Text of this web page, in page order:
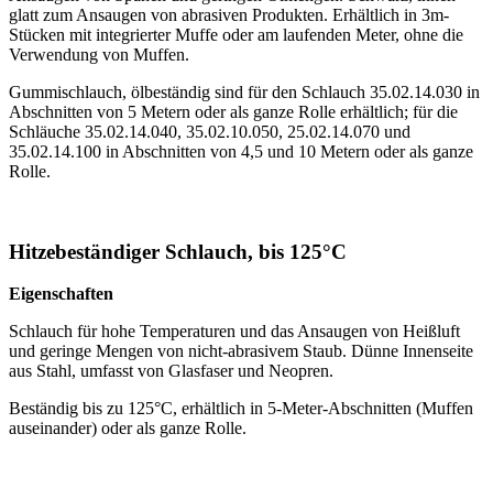
glatt zum Ansaugen von abrasiven Produkten. Erhältlich in 3m-
Stücken mit integrierter Muffe oder am laufenden Meter, ohne die
Verwendung von Muffen.
Gummischlauch, ölbeständig sind für den Schlauch 35.02.14.030 in
Abschnitten von 5 Metern oder als ganze Rolle erhältlich; für die
Schläuche 35.02.14.040, 35.02.10.050, 25.02.14.070 und
35.02.14.100 in Abschnitten von 4,5 und 10 Metern oder als ganze
Rolle.
Hitzebeständiger Schlauch, bis 125°C
Eigenschaften
Schlauch für hohe Temperaturen und das Ansaugen von Heißluft
und geringe Mengen von nicht-abrasivem Staub. Dünne Innenseite
aus Stahl, umfasst von Glasfaser und Neopren.
Beständig bis zu 125°C, erhältlich in 5-Meter-Abschnitten (Muffen
auseinander) oder als ganze Rolle.